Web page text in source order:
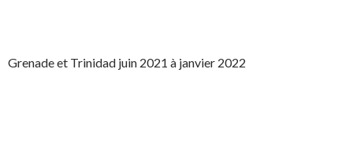
Grenade et Trinidad juin 2021 à janvier 2022